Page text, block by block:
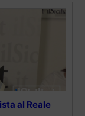
al Reale